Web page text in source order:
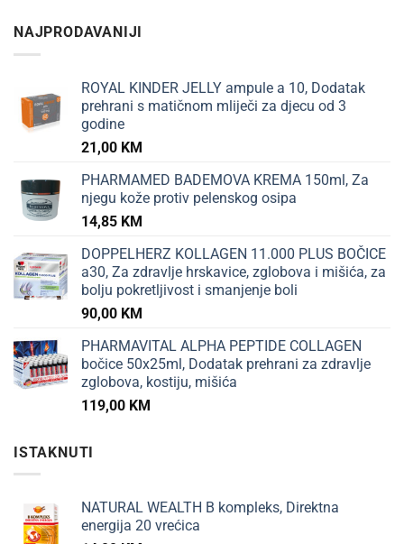
NAJPRODAVANIJI
ROYAL KINDER JELLY ampule a 10, Dodatak
prehrani s matičnom mliječi za djecu od 3
godine
21,00 KM
PHARMAMED BADEMOVA KREMA 150ml, Za
njegu kože protiv pelenskog osipa
14,85 KM
DOPPELHERZ KOLLAGEN 11.000 PLUS BOČICE
a30, Za zdravlje hrskavice, zglobova i mišića, za
bolju pokretljivost i smanjenje boli
90,00 KM
PHARMAVITAL ALPHA PEPTIDE COLLAGEN
bočice 50x25ml, Dodatak prehrani za zdravlje
zglobova, kostiju, mišića
119,00 KM
ISTAKNUTI
NATURAL WEALTH B kompleks, Direktna
energija 20 vrećica